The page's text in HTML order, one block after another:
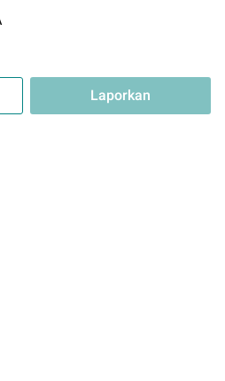
Laporkan